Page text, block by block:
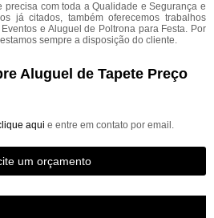
precisa com toda a Qualidade e Segurança e
já citados, também oferecemos trabalhos
e Aluguel de Poltrona para Festa. Por
sempre a disposição do cliente.
Aluguel de Tapete Preço
aqui e entre em contato por email.
um orçamento